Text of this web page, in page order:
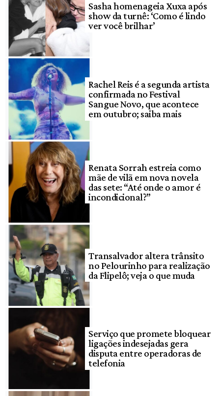
Sasha homenageia Xuxa após
show da turnê: ‘Como é lindo
ver você brilhar’
Rachel Reis é a segunda artista
confirmada no Festival
Sangue Novo, que acontece
em outubro; saiba mais
Renata Sorrah estreia como
mãe de vilã em nova novela
das sete: “Até onde o amor é
incondicional?”
Transalvador altera trânsito
no Pelourinho para realização
da Flipelô; veja o que muda
Serviço que promete bloquear
ligações indesejadas gera
disputa entre operadoras de
telefonia